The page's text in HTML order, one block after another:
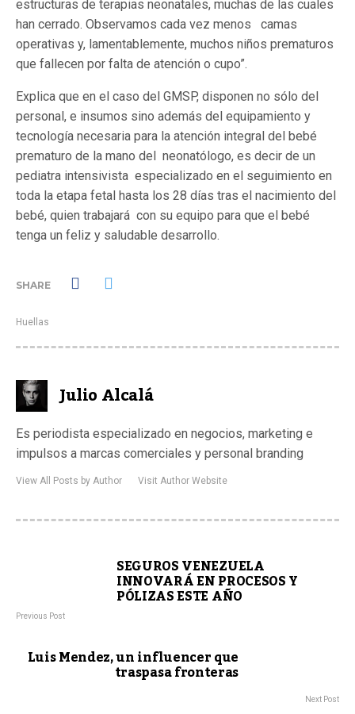
estructuras de terapias neonatales, muchas de las cuales
han cerrado. Observamos cada vez menos camas
operativas y, lamentablemente, muchos niños prematuros
que fallecen por falta de atención o cupo”.
Explica que en el caso del GMSP, disponen no sólo del
personal, e insumos sino además del equipamiento y
tecnología necesaria para la atención integral del bebé
prematuro de la mano del neonatólogo, es decir de un
pediatra intensivista especializado en el seguimiento en
toda la etapa fetal hasta los 28 días tras el nacimiento del
bebé, quien trabajará con su equipo para que el bebé
tenga un feliz y saludable desarrollo.
SHARE
Huellas
Julio Alcalá
Es periodista especializado en negocios, marketing e
impulsos a marcas comerciales y personal branding
View All Posts by Author Visit Author Website
SEGUROS VENEZUELA
INNOVARÁ EN PROCESOS Y
PÓLIZAS ESTE AÑO
Previous Post
Luis Mendez, un influencer que
traspasa fronteras
Next Post